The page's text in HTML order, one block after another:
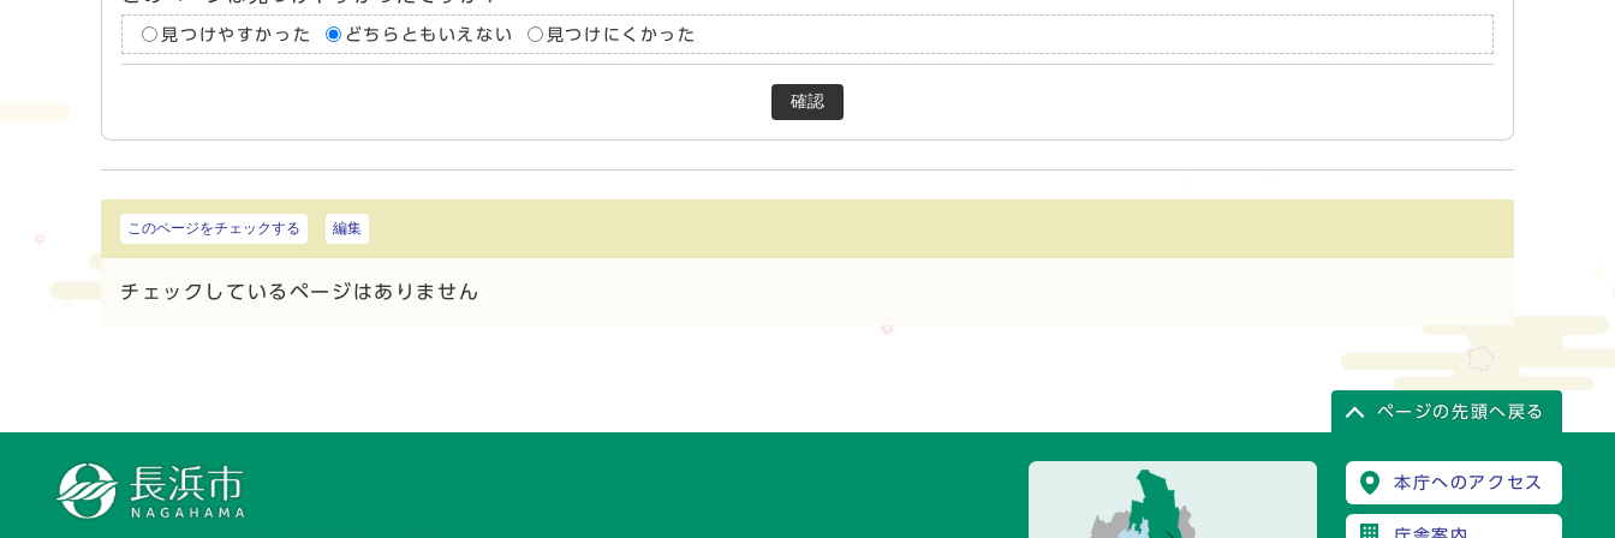
見つけやすかった どちらともいえない 見つけにくかった
確認
このページをチェックする 編集
チェックしているページはありません
ページの先頭へ戻る
本庁へのアクセス